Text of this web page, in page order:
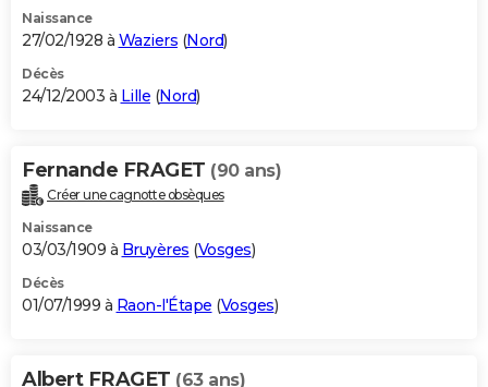
Naissance
27/02/1928 à Waziers (Nord)
Décès
24/12/2003 à Lille (Nord)
Fernande FRAGET (90 ans)
Créer une cagnotte obsèques
Naissance
03/03/1909 à Bruyères (Vosges)
Décès
01/07/1999 à Raon-l'Étape (Vosges)
Albert FRAGET (63 ans)